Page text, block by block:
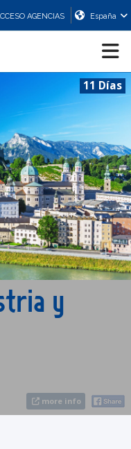
AGENCIAS España
11 Días
more info
y